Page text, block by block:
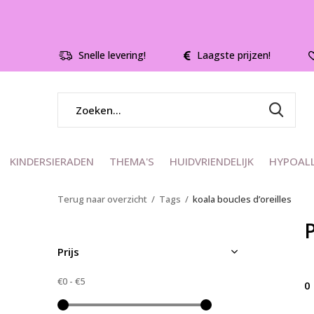
KINDERSIERADEN THEMA'S HUIDVRIENDELIJK
Snelle levering! Laagste prijzen!
Terug naar overzicht Tags koala boucles d’oreilles
0
Prijs
€0 - €5